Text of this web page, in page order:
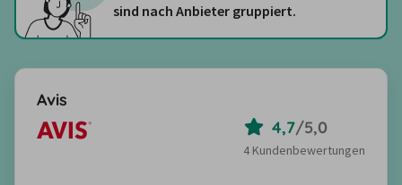
sind nach Anbieter gruppiert.
Avis
4,7/5,0
4 Kundenbewertungen